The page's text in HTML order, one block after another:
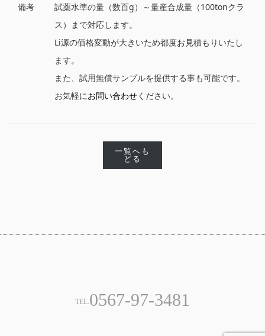
備考
試薬水準の量（数百g）～量産合成量（100tonクラ
ス）まで対応します。
Li源の価格変動が大きいため都度お見積もりいたし
ます。
また、試用無償サンプルを提供する事も可能です。
お気軽にお問い合わせください。
一覧へも
どる
TEL.0567-97-3481